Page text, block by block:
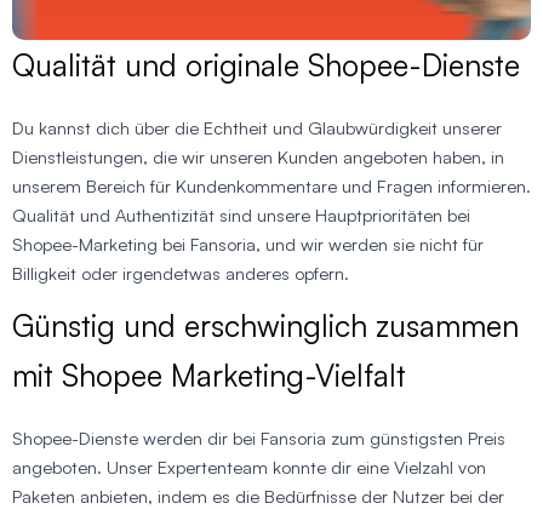
Qualität und originale Shopee-Dienste
Du kannst dich über die Echtheit und Glaubwürdigkeit unserer
Dienstleistungen, die wir unseren Kunden angeboten haben, in
unserem Bereich für Kundenkommentare und Fragen informieren.
Qualität und Authentizität sind unsere Hauptprioritäten bei
Shopee-Marketing bei Fansoria, und wir werden sie nicht für
Billigkeit oder irgendetwas anderes opfern.
Günstig und erschwinglich zusammen
mit Shopee Marketing-Vielfalt
Shopee-Dienste werden dir bei Fansoria zum günstigsten Preis
angeboten. Unser Expertenteam konnte dir eine Vielzahl von
Paketen anbieten, indem es die Bedürfnisse der Nutzer bei der